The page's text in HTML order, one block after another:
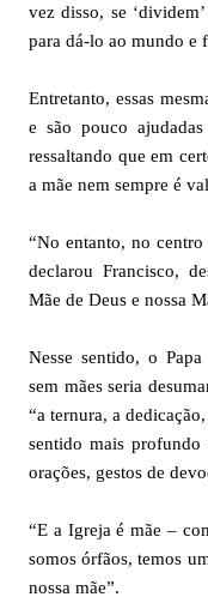
vez disso, se
para dá-lo ao mundo e
Entretanto, essas
e são pouco
ressaltando que em
a mãe nem sempre é
“No entanto, no centro
declarou Francisco,
Mãe de Deus e nossa
Nesse sentido, o
sem mães seria
“a ternura, a
sentido mais
orações, gestos de
“E a Igreja é mãe –
somos órfãos, temos
nossa mãe”.